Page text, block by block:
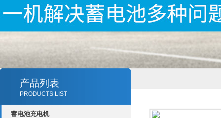
产品列表
PRODUCTS LIST
蓄电池充电机